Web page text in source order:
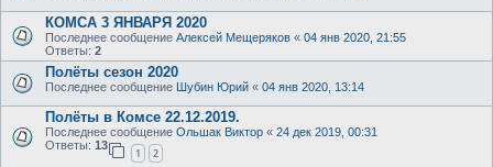
КОМСА 3 ЯНВАРЯ 2020
Последнее сообщение Алексей Мещеряков « 04 янв 2020, 21:55
Ответы: 2
Полёты сезон 2020
Последнее сообщение Шубин Юрий « 04 янв 2020, 13:14
Полёты в Комсе 22.12.2019.
Последнее сообщение Ольшак Виктор « 24 дек 2019, 00:31
Ответы: 13
1 2